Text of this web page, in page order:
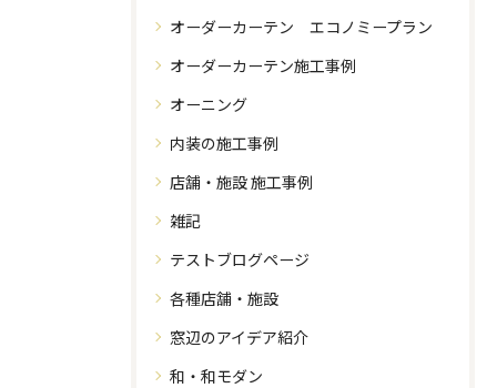
オーダーカーテン エコノミープラン
オーダーカーテン施工事例
オーニング
内装の施工事例
店舗・施設 施工事例
雑記
テストブログページ
各種店舗・施設
窓辺のアイデア紹介
和・和モダン